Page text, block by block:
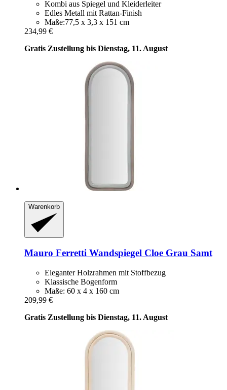
Kombi aus Spiegel und Kleiderleiter
Edles Metall mit Rattan-Finish
Maße:77,5 x 3,3 x 151 cm
234,99 €
Gratis Zustellung bis Dienstag, 11. August
Warenkorb
Mauro Ferretti Wandspiegel Cloe Grau Samt
Eleganter Holzrahmen mit Stoffbezug
Klassische Bogenform
Maße: 60 x 4 x 160 cm
209,99 €
Gratis Zustellung bis Dienstag, 11. August